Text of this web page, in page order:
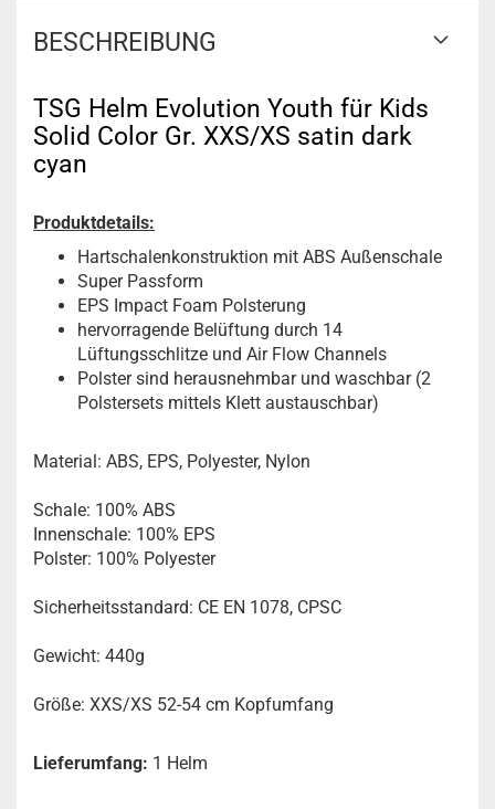
BESCHREIBUNG
TSG Helm Evolution Youth für Kids
Solid Color Gr. XXS/XS satin dark
cyan
Produktdetails:
Hartschalenkonstruktion mit ABS Außenschale
Super Passform
EPS Impact Foam Polsterung
hervorragende Belüftung durch 14
Lüftungsschlitze und Air Flow Channels
Polster sind herausnehmbar und waschbar (2
Polstersets mittels Klett austauschbar)
Material: ABS, EPS, Polyester, Nylon
Schale: 100% ABS
Innenschale: 100% EPS
Polster: 100% Polyester
Sicherheitsstandard: CE EN 1078, CPSC
Gewicht: 440g
Größe: XXS/XS 52-54 cm Kopfumfang
Lieferumfang: 1 Helm